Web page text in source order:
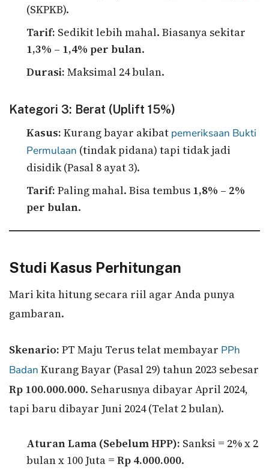
(SKPKB).
Tarif: Sedikit lebih mahal. Biasanya sekitar
1,3% – 1,4% per bulan.
Durasi: Maksimal 24 bulan.
Kategori 3: Berat (Uplift 15%)
Kasus: Kurang bayar akibat pemeriksaan Bukti
Permulaan (tindak pidana) tapi tidak jadi
disidik (Pasal 8 ayat 3).
Tarif: Paling mahal. Bisa tembus 1,8% – 2%
per bulan.
Studi Kasus Perhitungan
Mari kita hitung secara riil agar Anda punya
gambaran.
Skenario: PT Maju Terus telat membayar PPh
Badan Kurang Bayar (Pasal 29) tahun 2023 sebesar
Rp 100.000.000. Seharusnya dibayar April 2024,
tapi baru dibayar Juni 2024 (Telat 2 bulan).
Aturan Lama (Sebelum HPP): Sanksi = 2% x 2
bulan x 100 Juta = Rp 4.000.000.